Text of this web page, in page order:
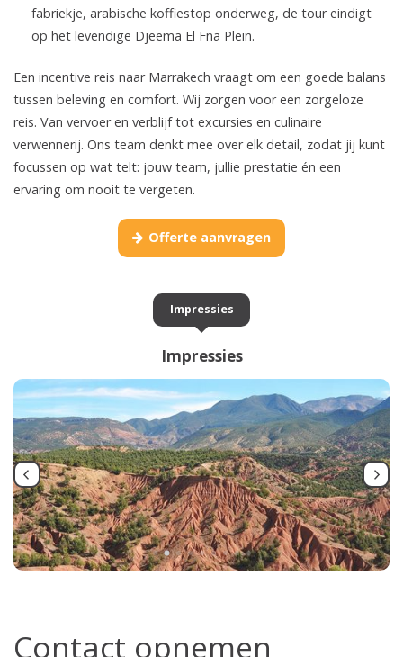
fabriekje, arabische koffiestop onderweg, de tour eindigt
op het levendige Djeema El Fna Plein.
Een incentive reis naar Marrakech vraagt om een goede balans
tussen beleving en comfort. Wij zorgen voor een zorgeloze
reis. Van vervoer en verblijf tot excursies en culinaire
verwennerij. Ons team denkt mee over elk detail, zodat jij kunt
focussen op wat telt: jouw team, jullie prestatie én een
ervaring om nooit te vergeten.
Offerte aanvragen
Impressies
Impressies
Contact opnemen